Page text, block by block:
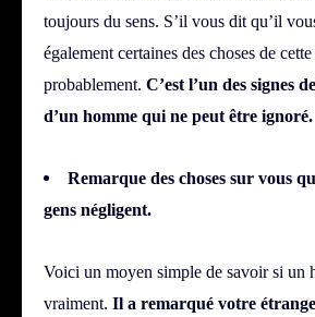
toujours du sens. S’il vous dit qu’il
également certaines des choses de
probablement. C’est l’un des signes
d’un homme qui ne peut être ignoré.
Remarque des choses sur vous
gens négligent.
Voici un moyen simple de savoir si un
vraiment. Il a remarqué votre